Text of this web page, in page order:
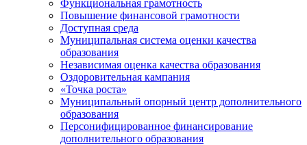
Функциональная грамотность
Повышение финансовой грамотности
Доступная среда
Муниципальная система оценки качества
образования
Независимая оценка качества образования
Оздоровительная кампания
«Точка роста»
Муниципальный опорный центр дополнительного
образования
Персонифицированное финансирование
дополнительного образования